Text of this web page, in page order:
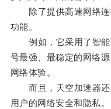
除了提供高速网络连
功能。
例如，它采用了智能
号最强、最稳定的网络
网络体验。
而且，天空加速器还
用户的网络安全和隐私。